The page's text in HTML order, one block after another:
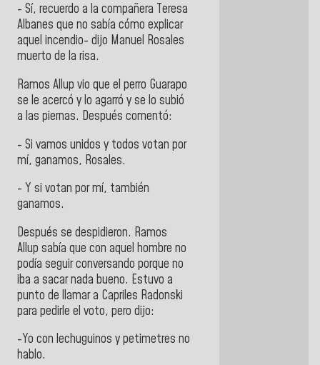
- Sí, recuerdo a la compañera Teresa
Albanes que no sabía cómo explicar
aquel incendio- dijo Manuel Rosales
muerto de la risa.
Ramos Allup vio que el perro Guarapo
se le acercó y lo agarró y se lo subió
a las piernas. Después comentó:
- Si vamos unidos y todos votan por
mí, ganamos, Rosales.
- Y si votan por mí, también
ganamos.
Después se despidieron. Ramos
Allup sabía que con aquel hombre no
podía seguir conversando porque no
iba a sacar nada bueno. Estuvo a
punto de llamar a Capriles Radonski
para pedirle el voto, pero dijo:
-Yo con lechuguinos y petimetres no
hablo.